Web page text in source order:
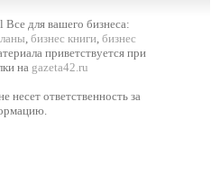
для вашего бизнеса:
,бизнес книги,бизнес
приветствуется при
на gazeta42.ru
несет ответственность за